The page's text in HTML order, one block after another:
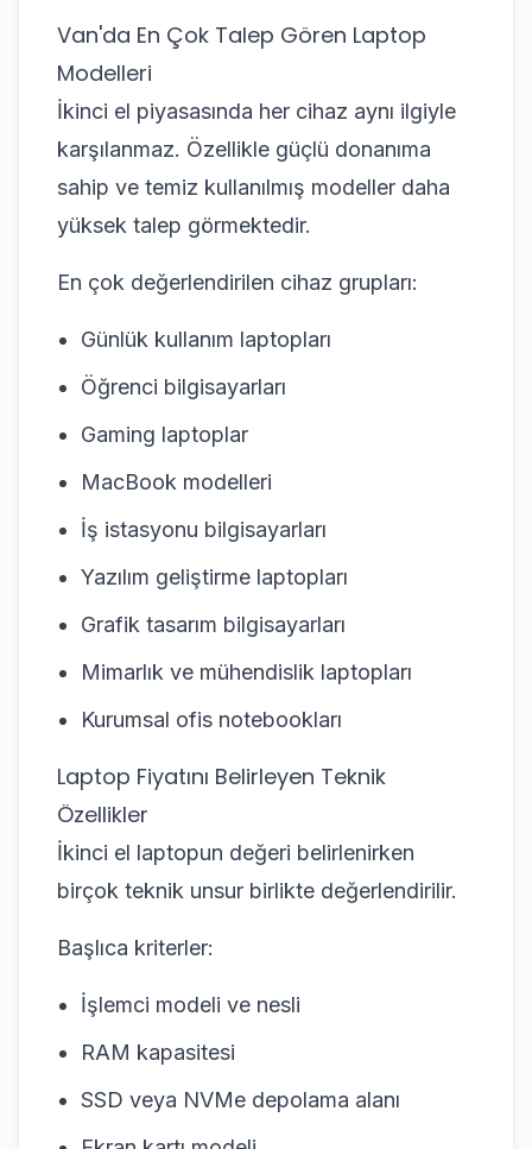
Van'da En Çok Talep Gören Laptop
Modelleri
İkinci el piyasasında her cihaz aynı ilgiyle
karşılanmaz. Özellikle güçlü donanıma
sahip ve temiz kullanılmış modeller daha
yüksek talep görmektedir.
En çok değerlendirilen cihaz grupları:
Günlük kullanım laptopları
Öğrenci bilgisayarları
Gaming laptoplar
MacBook modelleri
İş istasyonu bilgisayarları
Yazılım geliştirme laptopları
Grafik tasarım bilgisayarları
Mimarlık ve mühendislik laptopları
Kurumsal ofis notebookları
Laptop Fiyatını Belirleyen Teknik
Özellikler
İkinci el laptopun değeri belirlenirken
birçok teknik unsur birlikte değerlendirilir.
Başlıca kriterler:
İşlemci modeli ve nesli
RAM kapasitesi
SSD veya NVMe depolama alanı